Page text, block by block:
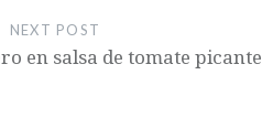
NEXT POST
en salsa de tomate picante